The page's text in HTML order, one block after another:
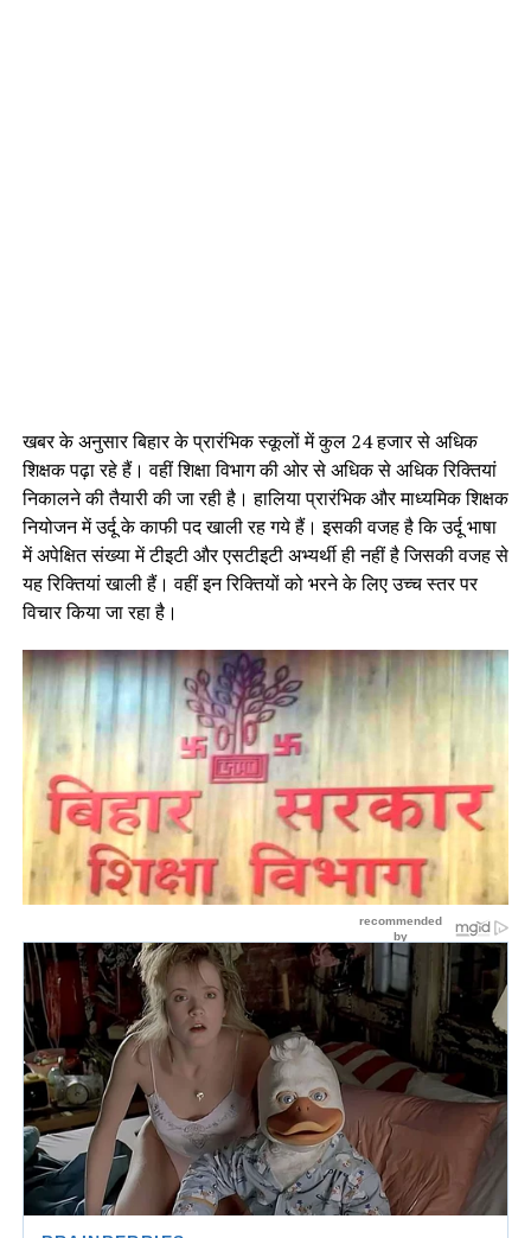
खबर के अनुसार बिहार के प्रारंभिक स्कूलों में कुल 24 हजार से अधिक
शिक्षक पढ़ा रहे हैं। वहीं शिक्षा विभाग की ओर से अधिक से अधिक रिक्तियां
निकालने की तैयारी की जा रही है। हालिया प्रारंभिक और माध्यमिक शिक्षक
नियोजन में उर्दू के काफी पद खाली रह गये हैं। इसकी वजह है कि उर्दू भाषा
में अपेक्षित संख्या में टीइटी और एसटीइटी अभ्यर्थी ही नहीं है जिसकी वजह से
यह रिक्तियां खाली हैं। वहीं इन रिक्तियों को भरने के लिए उच्च स्तर पर
विचार किया जा रहा है।